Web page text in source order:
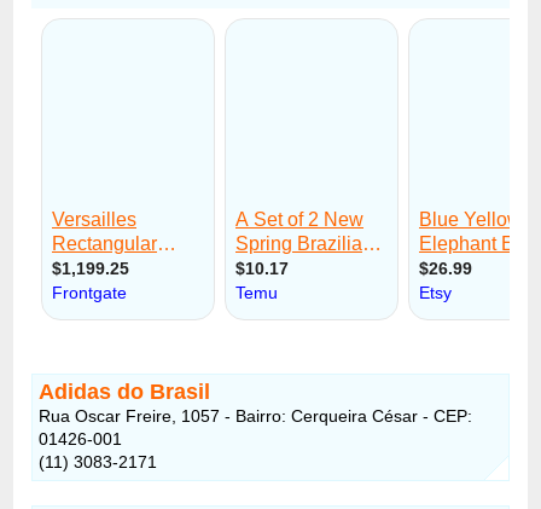
Adidas do Brasil
Rua Oscar Freire, 1057 - Bairro: Cerqueira César - CEP:
01426-001
(11) 3083-2171